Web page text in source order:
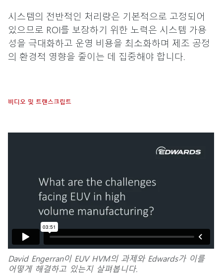
시스템의 전반적인 처리량은 기본적으로 고정되어
있으므로 ROI를 보장하기 위한 노력은 시스템 가용
성을 극대화하고 운영 비용을 최소화하며 제조 공정
의 환경적 영향을 줄이는 데 집중해야 합니다.
비디오 및 트랜스크립트
David Engerran이 EUV HVM의 과제와 Edwards가 이를
어떻게 해결하고 있는지 살펴봅니다.